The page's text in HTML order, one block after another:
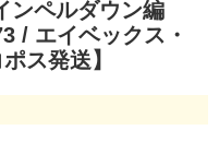
ペルダウン編
/ エイベックス・
ス発送】